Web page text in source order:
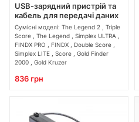
USB-зарядний пристрій та
кабель для передачі даних
Сумісні моделі: The Legend 2 , Triple
Score , The Legend , Simplex ULTRA ,
FINDX PRO , FINDX , Double Score ,
Simplex LITE , Score , Gold Finder
2000 , Gold Kruzer
836 грн